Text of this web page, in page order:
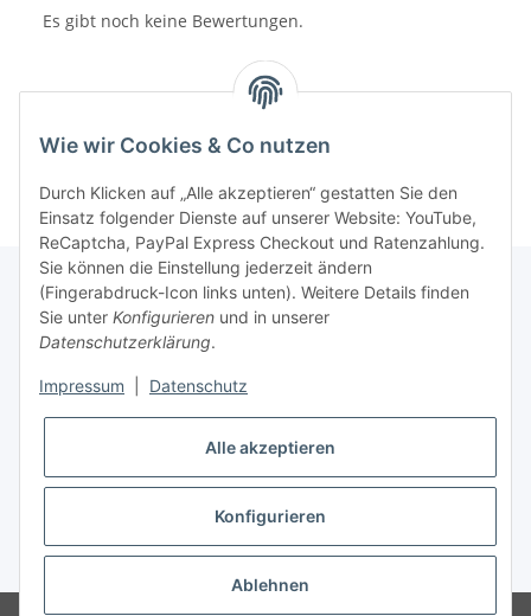
Es gibt noch keine Bewertungen.
Rechtliche Hinweise
Produktinformationen
* Alle Preise zzgl. gesetzlicher USt., zzgl.Versand
Wie wir Cookies & Co nutzen
Durch Klicken auf „Alle akzeptieren“ gestatten Sie den
Einsatz folgender Dienste auf unserer Website: YouTube,
ReCaptcha, PayPal Express Checkout und Ratenzahlung.
Sie können die Einstellung jederzeit ändern
(Fingerabdruck-Icon links unten). Weitere Details finden
Sie unter Konfigurieren und in unserer
Datenschutzerklärung.
Impressum Datenschutz
Alle akzeptieren
Konfigurieren
Ablehnen